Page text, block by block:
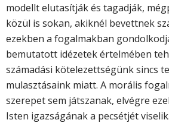
modellt elutasítják és tagadják,
közül is sokan, akiknél bevettnek
ezekben a fogalmakban
bemutatott idézetek értelmében
számadási kötelezettségünk sincs
mulasztásaink miatt. A morális
szerepet sem játszanak, elvégre
Isten igazságának a pecsétjét